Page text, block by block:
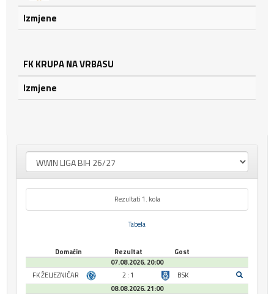
Izmjene
FK KRUPA NA VRBASU
Izmjene
Rezultati 1. kola
Tabela
Domaćin Rezultat
Gost
07.08.2026. 20:00
FK ŽELJEZNIČAR
2 : 1
BSK
08.08.2026. 21:00